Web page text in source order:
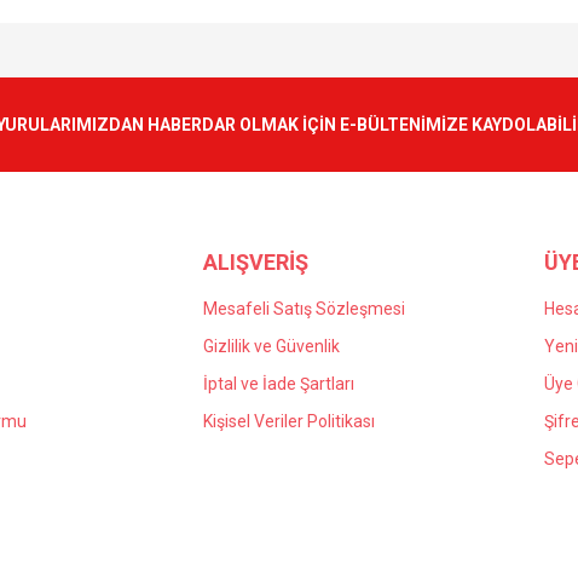
kalitesiz, bozuk veya görüntülenemiyor.
farklı alternatifler olmalı.
Gönder
HABERDAR OLMAK İÇİN E-BÜLTENİMİZE
ALIŞVERİŞ
Mesafeli Satış Sözleşmesi
Gizlilik ve Güvenlik
İptal ve İade Şartları
Kişisel Veriler Politikası
Üye